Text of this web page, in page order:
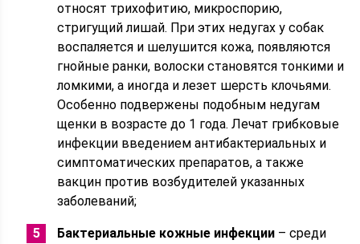
относят трихофитию, микроспорию,
стригущий лишай. При этих недугах у собак
воспаляется и шелушится кожа, появляются
гнойные ранки, волоски становятся тонкими и
ломкими, а иногда и лезет шерсть клочьями.
Особенно подвержены подобным недугам
щенки в возрасте до 1 года. Лечат грибковые
инфекции введением антибактериальных и
симптоматических препаратов, а также
вакцин против возбудителей указанных
заболеваний;
Бактериальные кожные инфекции – среди